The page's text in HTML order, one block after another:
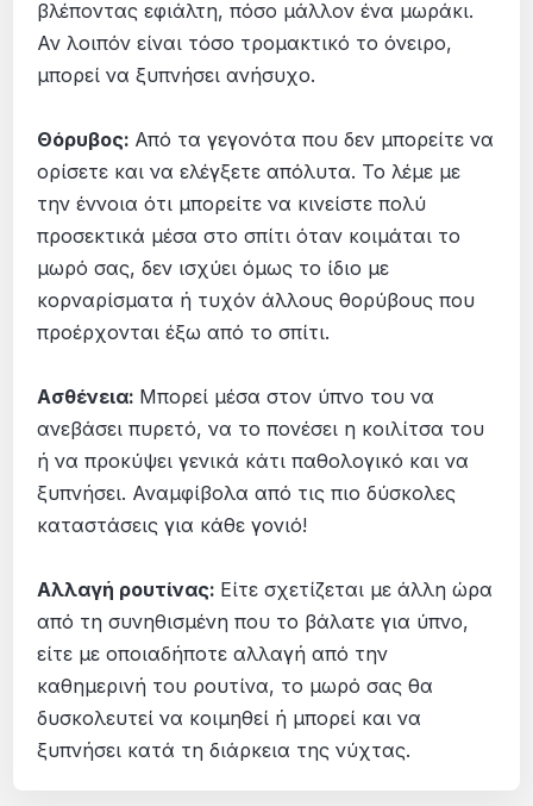
βλέποντας εφιάλτη, πόσο μάλλον ένα μωράκι.
Αν λοιπόν είναι τόσο τρομακτικό το όνειρο,
μπορεί να ξυπνήσει ανήσυχο.
Θόρυβος: Από τα γεγονότα που δεν μπορείτε να
ορίσετε και να ελέγξετε απόλυτα. Το λέμε με
την έννοια ότι μπορείτε να κινείστε πολύ
προσεκτικά μέσα στο σπίτι όταν κοιμάται το
μωρό σας, δεν ισχύει όμως το ίδιο με
κορναρίσματα ή τυχόν άλλους θορύβους που
προέρχονται έξω από το σπίτι.
Ασθένεια: Μπορεί μέσα στον ύπνο του να
ανεβάσει πυρετό, να το πονέσει η κοιλίτσα του
ή να προκύψει γενικά κάτι παθολογικό και να
ξυπνήσει. Αναμφίβολα από τις πιο δύσκολες
καταστάσεις για κάθε γονιό!
Αλλαγή ρουτίνας: Είτε σχετίζεται με άλλη ώρα
από τη συνηθισμένη που το βάλατε για ύπνο,
είτε με οποιαδήποτε αλλαγή από την
καθημερινή του ρουτίνα, το μωρό σας θα
δυσκολευτεί να κοιμηθεί ή μπορεί και να
ξυπνήσει κατά τη διάρκεια της νύχτας.